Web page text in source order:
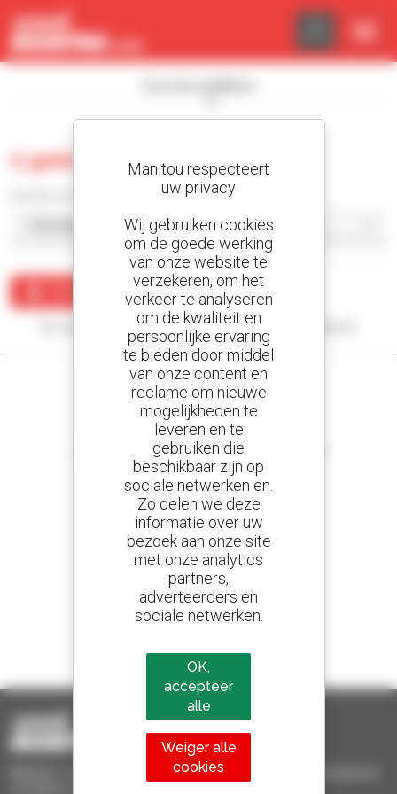
0 gebruikt kniklader
Maak een waarschuwing
Uw zoekopdracht heeft geen enkel resultaat opgeleverd.
Stel meldingen in
en ontvang advertenties van tweedehandsmaterieel
800 dealers
Manitou wereldwijd
Verkocht in de wereld is een manitou
Manitou Tweedehands - Tweedehands behandelingsmaterieel :
Cookies beheer paneel
Manitou respecteert
uw privacy
Wij gebruiken cookies
om de goede werking
van onze website te
verzekeren, om het
verkeer te analyseren
om de kwaliteit en
persoonlijke ervaring
te bieden door middel
van onze content en
reclame om nieuwe
mogelijkheden te
leveren en te
gebruiken die
beschikbaar zijn op
sociale netwerken en.
Zo delen we deze
informatie over uw
bezoek aan onze site
met onze analytics
partners,
adverteerders en
sociale netwerken.
OK,
accepteer
alle
Weiger alle
cookies